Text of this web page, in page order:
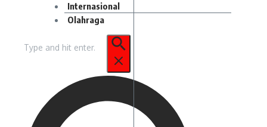
Internasional
Olahraga
untuk: